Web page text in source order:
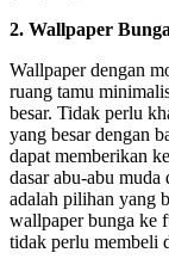
2. Wallpaper
Wallpaper dengan
ruang tamu
besar. Tidak perlu
yang besar dengan
dapat memberikan
dasar abu-abu
adalah pilihan yang
wallpaper bunga ke
tidak perlu membeli